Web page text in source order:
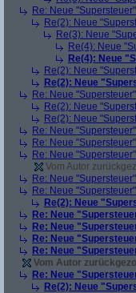
Re: Neue
Re(2): Neue
Re(3): Neue
Re(4): Neue
Re(4): Neue
Re(2): Neue
Re(2): Neue
Re: Neue
Re(2): Neue
Re(2): Neue
Re: Neue
Re: Neue
Re: Neue
Vom Autor
Re: Neue
Re: Neue
Re(2): Neue
Re: Neue
Re: Neue
Re: Neue
Re: Neue
Vom Autor
Re: Neue
Re(2): Neue